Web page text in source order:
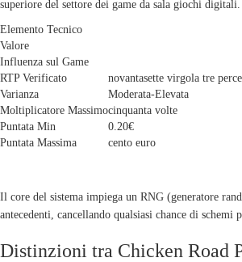
superiore del settore dei game da sala giochi
Elemento Tecnico
Valore
Influenza sul Game
RTP Verificato
novantasette virgola tre
Varianza
Moderata-Elevata
Moltiplicatore Massimocinquanta volte
Puntata Min
0.20€
Puntata Massima
cento euro
Il core del sistema impiega un RNG (generatore
antecedenti, cancellando qualsiasi chance di schemi
Distinzioni tra Chicken Road